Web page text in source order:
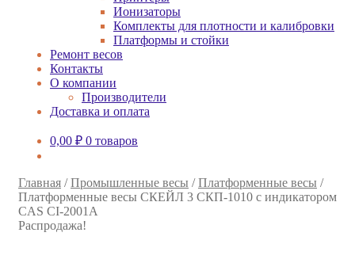
Ионизаторы
Комплекты для плотности и калибровки
Платформы и стойки
Ремонт весов
Контакты
О компании
Производители
Доставка и оплата
0,00 ₽ 0 товаров
Главная /Промышленные весы /Платформенные весы /
Платформенные весы СКЕЙЛ 3 СКП-1010 с индикатором
CAS CI-2001A
Распродажа!